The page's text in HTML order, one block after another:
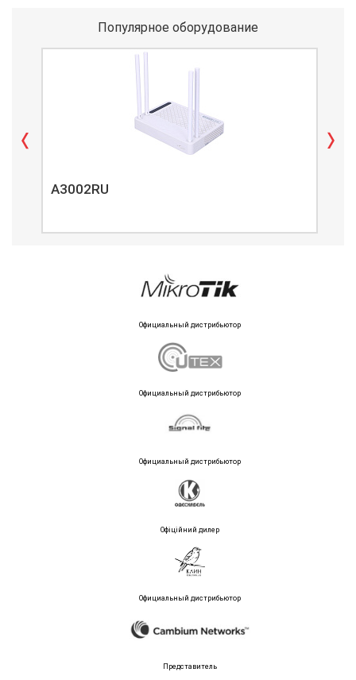
Популярное оборудование
A3002RU
Официальный дистрибьютор
Официальный дистрибьютор
Официальный дистрибьютор
Офіційний дилер
Официальный дистрибьютор
Представитель